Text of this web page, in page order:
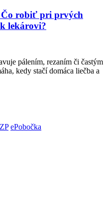
ePobočka
Čo robiť pri prvých
lekárovi?
pálením, rezaním či častým
kedy stačí domáca liečba a